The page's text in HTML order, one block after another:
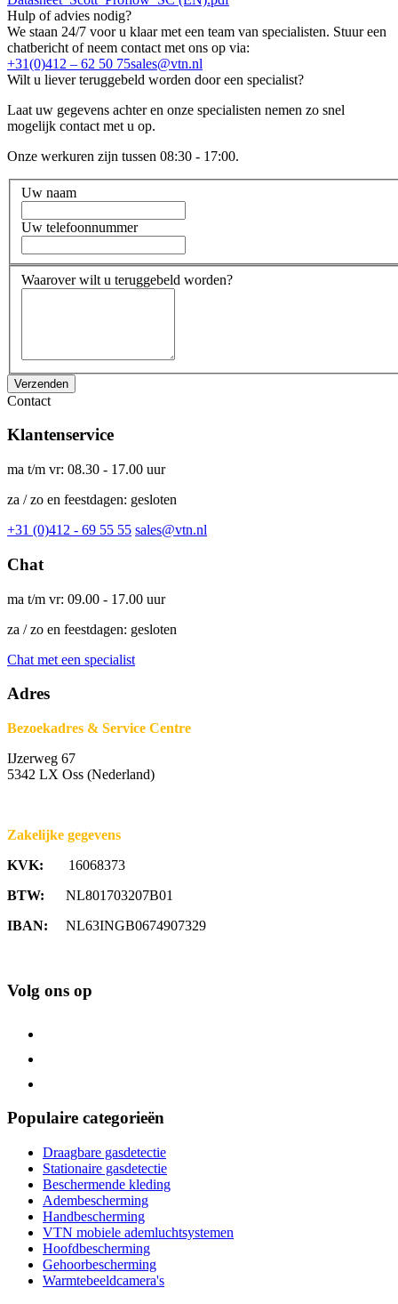
Hulp of advies nodig?
We staan 24/7 voor u klaar met een team van specialisten. Stuur een
chatbericht of neem contact met ons op via:
+31(0)412 – 62 50 75sales@vtn.nl
Wilt u liever teruggebeld worden door een specialist?
Laat uw gegevens achter en onze specialisten nemen zo snel
mogelijk contact met u op.
Onze werkuren zijn tussen 08:30 - 17:00.
Uw naam
Uw telefoonnummer
Waarover wilt u teruggebeld worden?
Verzenden
Contact
Klantenservice
ma t/m vr: 08.30 - 17.00 uur
za / zo en feestdagen: gesloten
+31 (0)412 - 69 55 55 sales@vtn.nl
Chat
ma t/m vr: 09.00 - 17.00 uur
za / zo en feestdagen: gesloten
Chat met een specialist
Adres
Bezoekadres & Service Centre
IJzerweg 67
5342 LX Oss (Nederland)
Zakelijke gegevens
KVK: 16068373
BTW: NL801703207B01
IBAN: NL63INGB0674907329
Volg ons op
Populaire categorieën
Draagbare gasdetectie
Stationaire gasdetectie
Beschermende kleding
Adembescherming
Handbescherming
VTN mobiele ademluchtsystemen
Hoofdbescherming
Gehoorbescherming
Warmtebeeldcamera's